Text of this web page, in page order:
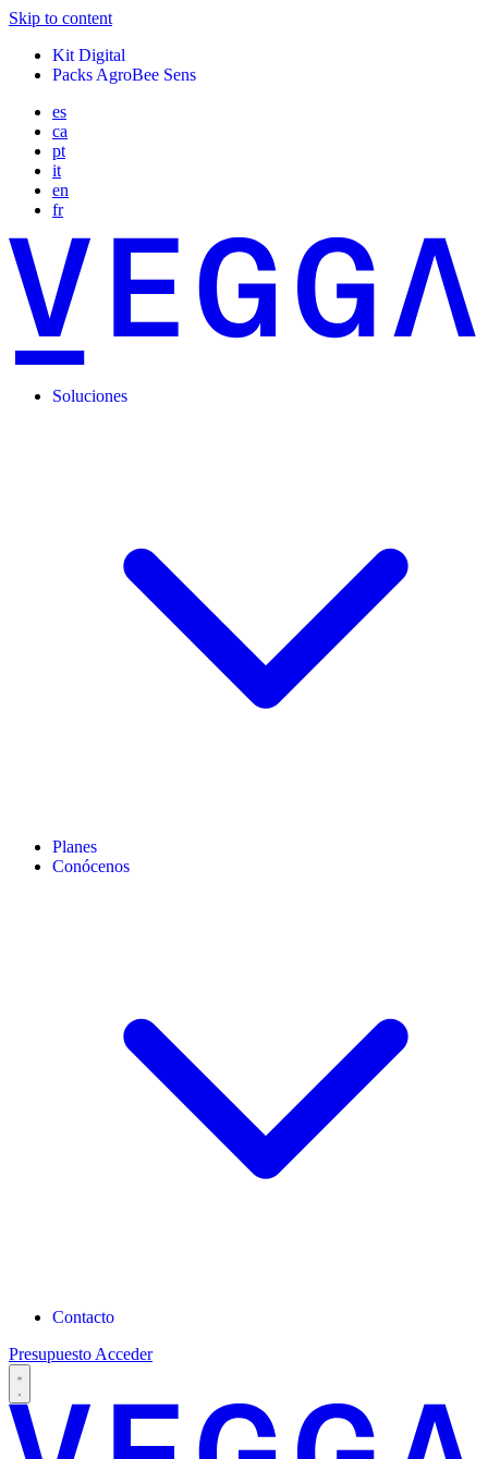
Skip to content
Kit Digital
Packs AgroBee Sens
es
ca
pt
it
en
fr
Soluciones
Planes
Conócenos
Contacto
PresupuestoAcceder